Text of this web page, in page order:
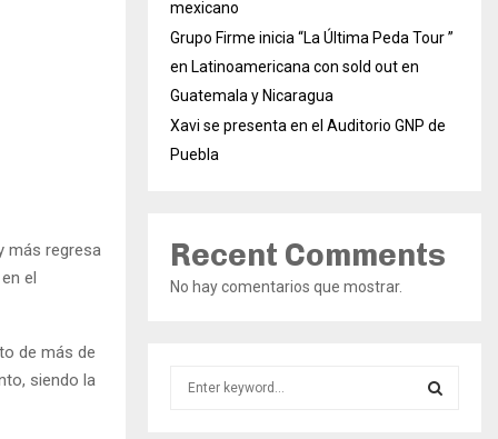
más regresa
el
de más de
siendo la
mexicano
Grupo Firme inicia “La Última Peda Tour ”
en Latinoamericana con sold out en
Guatemala y Nicaragua
Xavi se presenta en el Auditorio GNP de
Puebla
Recent Comments
No hay comentarios que mostrar.